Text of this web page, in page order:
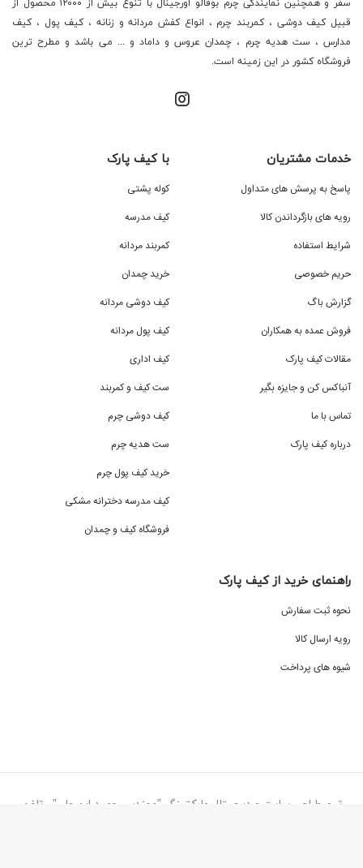
قبیل کیف دوشی ، کمربند چرم ، انواع کفش مردانه و زنانه ، کیف پول ، کیف
مدارس ، ست هدیه چرم ، چمدان عروس و داماد و ... می باشد و مطرح ترین
فروشگاه کشور در این زمینه است.
خدمات مشتریان
پاسخ به پرسش های متداول
رویه های بازگرداندن کالا
شرایط استفاده
حریم خصوصی
گزارش باگ
فروش عمده به همکاران
مقالات کیف پارک
آنباکس کن و جایزه بگیر
تماس با ما
درباره کیف پارک
با کیف پارک
کوله پشتی
کیف مدرسه
کمربند مردانه
خرید چمدان
کیف دوشی مردانه
کیف پول مردانه
کیف اداری
ست کیف و کمربند
کیف دوشی چرم
ست هدیه چرم
خرید کیف پول چرم
کیف مدرسه دخترانه مشکی
فروشگاه کیف و چمدان
راهنمای خرید از کیف پارک
نحوه ثبت سفارش
رویه ارسال کالا
شیوه های پرداخت
تیم طراحی سایت و دیجیتال مارکتینگ "مهندس حمید ابن علی" - تلفن